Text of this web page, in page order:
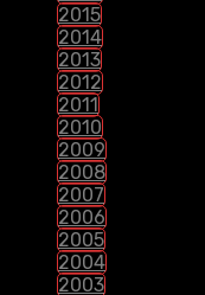
2015
2014
2013
2012
2011
2010
2009
2008
2007
2006
2005
2004
2003